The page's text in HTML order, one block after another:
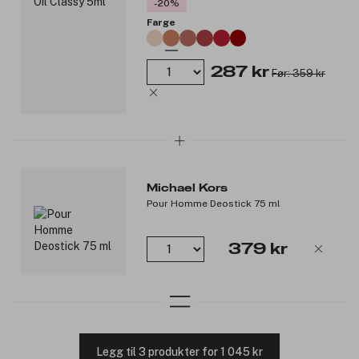
**Basert på en forbrukertest
3308754
-20%
Farge
287 kr Før: 359 kr
Michael Kors
Pour Homme Deostick 75 ml
379 kr
Legg til 3 produkter for 1 045 kr